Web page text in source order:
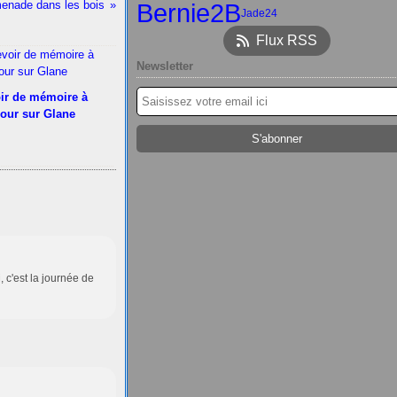
dans les bois
de mémoire à
sur Glane
c'est la journée de
Bernie2BJade24
Flux RSS
Newsletter